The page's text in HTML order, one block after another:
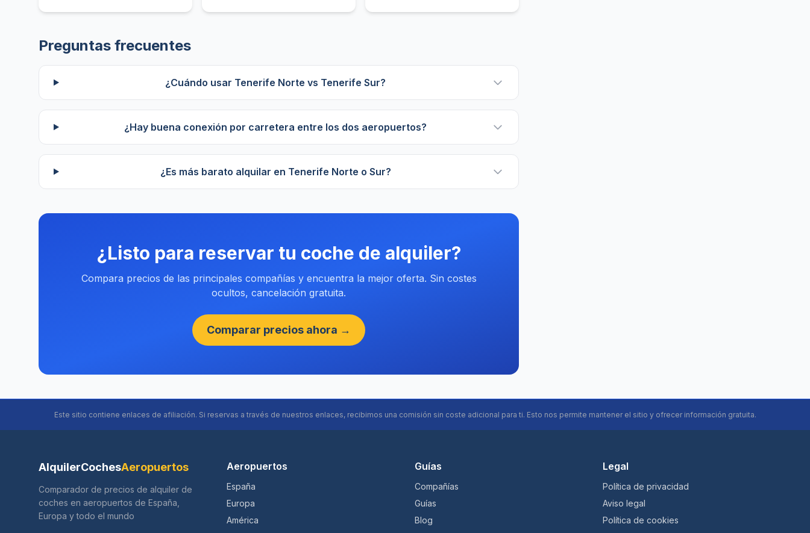
Preguntas frecuentes
¿Cuándo usar Tenerife Norte vs Tenerife Sur?
¿Hay buena conexión por carretera entre los dos aeropuertos?
¿Es más barato alquilar en Tenerife Norte o Sur?
¿Listo para reservar tu coche de alquiler?
Compara precios de las principales compañías y encuentra la mejor oferta. Sin costes
ocultos, cancelación gratuita.
Comparar precios ahora →
Este sitio contiene enlaces de afiliación. Si reservas a través de nuestros enlaces, recibimos una comisión sin coste adicional para ti. Esto nos permite mantener el sitio y ofrecer información gratuita.
AlquilerCochesAeropuertos
Comparador de precios de alquiler de
coches en aeropuertos de España,
Europa y todo el mundo
Aeropuertos
España
Europa
América
Guías
Compañías
Guías
Blog
Legal
Política de privacidad
Aviso legal
Política de cookies